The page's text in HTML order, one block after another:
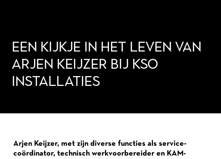
EEN KIJKJE IN HET LEVEN VAN
ARJEN KEIJZER BIJ KSO
INSTALLATIES
Arjen Keijzer, met zijn diverse functies als service-
coördinator, technisch werkvoorbereider en KAM-